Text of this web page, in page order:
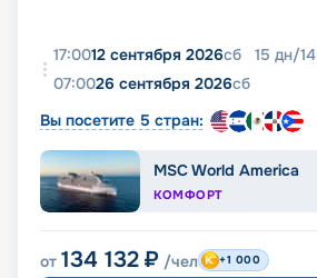
17:0012 сентября 2026сб 15 дн/14
07:0026 сентября 2026сб
Вы посетите 5 стран:
MSC World America
КОМФОРТ
от 134 132 ₽ /чел +1 000